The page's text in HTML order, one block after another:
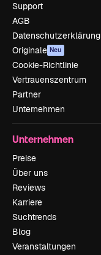
Support
AGB
Datenschutzerklärung
Originale Neu
Cookie-Richtlinie
Vertrauenszentrum
Partner
Unternehmen
Unternehmen
Preise
Über uns
Reviews
Karriere
Suchtrends
Blog
Veranstaltungen